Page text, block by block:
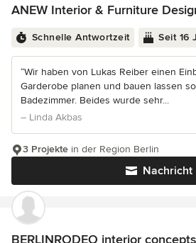
ANEW Interior & Furniture
Schnelle Antwortzeit Seit 16
“Wir haben von Lukas Reiber einen
Garderobe planen und bauen lassen
Badezimmer. Beides wurde sehr...
– Linda Akbas
Nachricht
3 Projekte in der Region Berlin
BERLINRODEO interior concepts